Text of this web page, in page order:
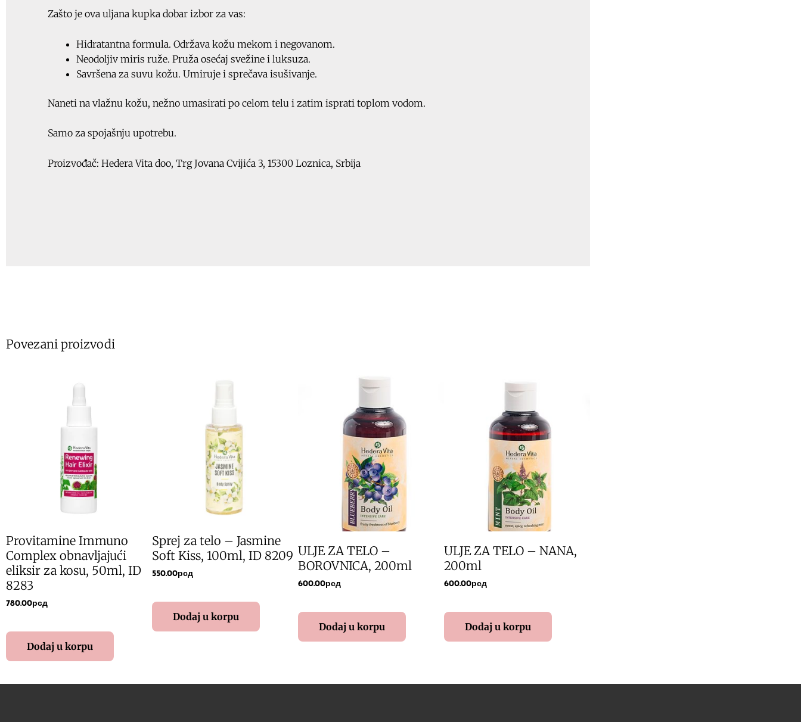
Zašto je ova uljana kupka dobar izbor za vas:
Hidratantna formula. Održava kožu mekom i negovanom.
Neodoljiv miris ruže. Pruža osećaj svežine i luksuza.
Savršena za suvu kožu. Umiruje i sprečava isušivanje.
Naneti na vlažnu kožu, nežno umasirati po celom telu i zatim isprati toplom vodom.
Samo za spojašnju upotrebu.
Proizvođač: Hedera Vita doo, Trg Jovana Cvijića 3, 15300 Loznica, Srbija
Povezani proizvodi
Provitamine Immuno
Complex obnavljajući
eliksir za kosu, 50ml, ID
8283
780.00рсд
Dodaj u korpu
Sprej za telo – Jasmine
Soft Kiss, 100ml, ID 8209
550.00рсд
Dodaj u korpu
ULJE ZA TELO –
BOROVNICA, 200ml
600.00рсд
Dodaj u korpu
ULJE ZA TELO – NANA,
200ml
600.00рсд
Dodaj u korpu